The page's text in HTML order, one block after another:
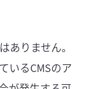
ありません。
いるCMSのア